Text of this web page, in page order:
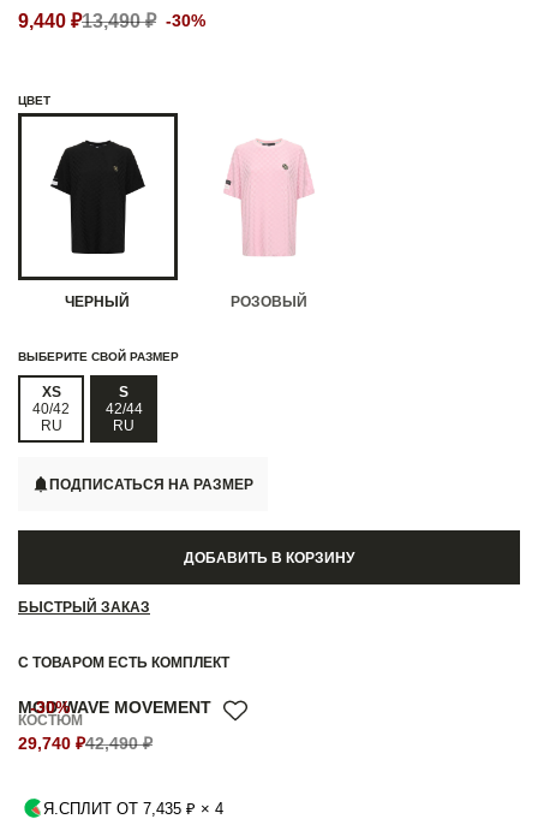
9,440 ₽13,490 ₽ -30%
ЦВЕТ
ЧЕРНЫЙ РОЗОВЫЙ
ВЫБЕРИТЕ СВОЙ РАЗМЕР
XS
40/42
RU
S
42/44
RU
ПОДПИСАТЬСЯ НА РАЗМЕР
ДОБАВИТЬ В КОРЗИНУ
БЫСТРЫЙ ЗАКАЗ
С ТОВАРОМ ЕСТЬ КОМПЛЕКТ
-30%
MOD WAVE MOVEMENT
КОСТЮМ
29,740 ₽42,490 ₽
Я.СПЛИТ ОТ 7,435 ₽ × 4